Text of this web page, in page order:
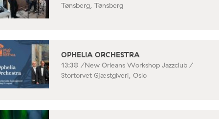
Tønsberg, Tønsberg
OPHELIA ORCHESTRA
13:30 /New Orleans Workshop Jazzclub /
Stortorvet Gjæstgiveri, Oslo